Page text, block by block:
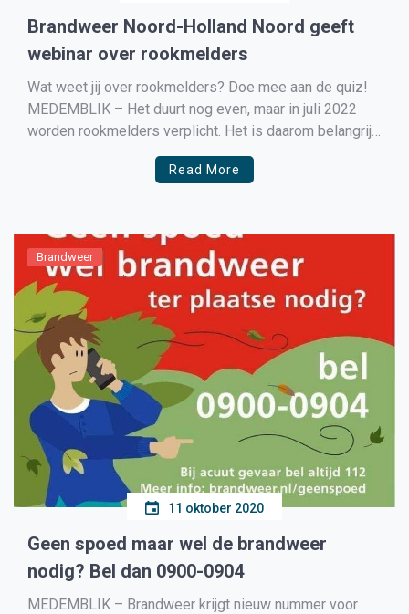
Brandweer Noord-Holland Noord geeft
webinar over rookmelders
Wat weet jij over rookmelders? Doe mee aan de quiz!
MEDEMBLIK – Het duurt nog even, maar in juli 2022
worden rookmelders verplicht. Het is daarom belangrijk
dat je genoeg rookmelders in je huis hebt hangen. Om
meer aandacht te vragen voor het belang van
Read More
Brandweer
11 oktober 2020
Geen spoed maar wel de brandweer
nodig? Bel dan 0900-0904
MEDEMBLIK – Brandweer krijgt nieuw nummer voor